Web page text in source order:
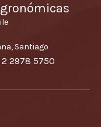
Santiago
2 2978 5750